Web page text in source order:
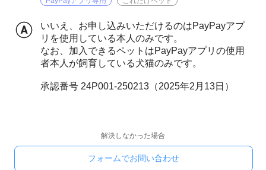
いいえ、お申し込みいただけるのはPayPayアプ
リを使用している本人のみです。
なお、加入できるペットはPayPayアプリの使用
者本人が飼育している犬猫のみです。
承認番号 24P001-250213（2025年2月13日）
解決しなかった場合
フォームでお問い合わせ